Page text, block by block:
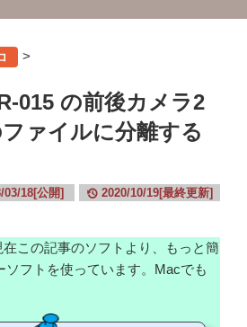
>
015 の前後カメラ2
ァイルに分離する
03/18[公開] 2020/10/19[最終更新]
在この記事のソフトより、もっと簡
ソフトを使っています。Macでも